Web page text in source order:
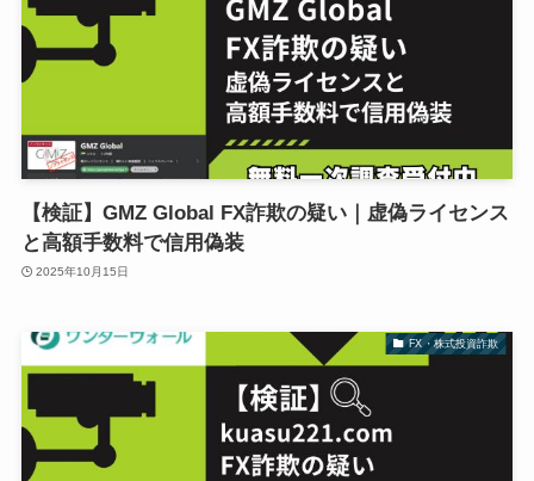
【検証】GMZ Global FX詐欺の疑い｜虚偽ライセンス
と高額手数料で信用偽装
2025年10月15日
FX・株式投資詐欺